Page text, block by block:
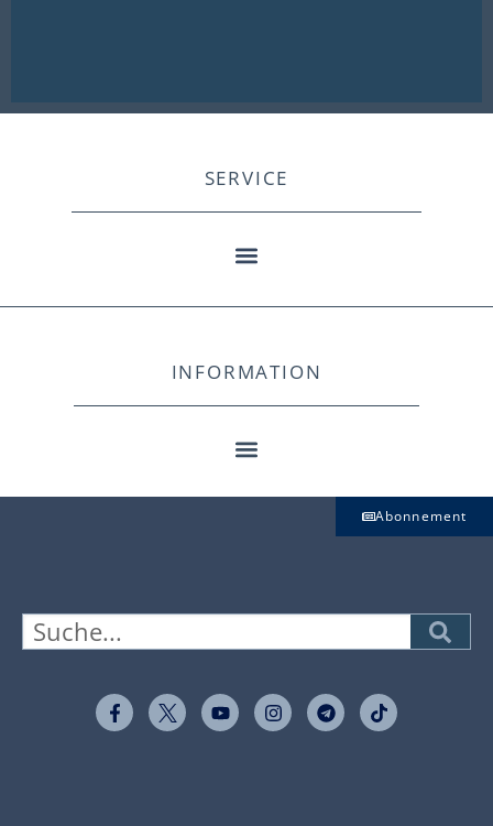
SERVICE
INFORMATION
Abonnement